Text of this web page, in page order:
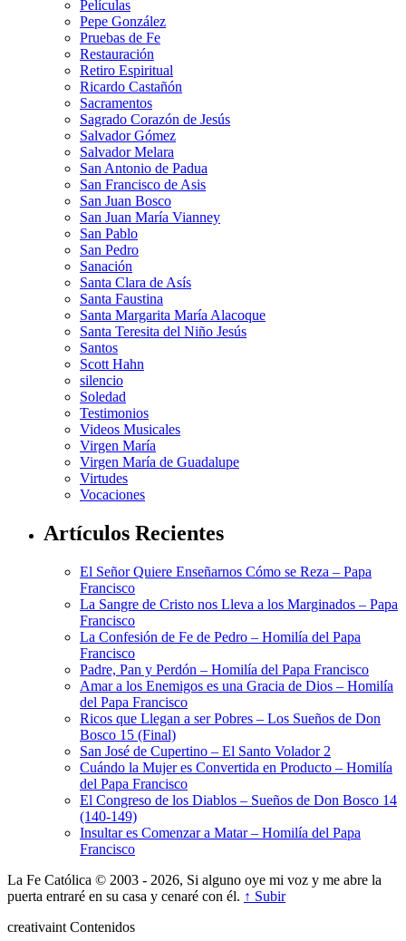
Películas
Pepe González
Pruebas de Fe
Restauración
Retiro Espiritual
Ricardo Castañón
Sacramentos
Sagrado Corazón de Jesús
Salvador Gómez
Salvador Melara
San Antonio de Padua
San Francisco de Asis
San Juan Bosco
San Juan María Vianney
San Pablo
San Pedro
Sanación
Santa Clara de Asís
Santa Faustina
Santa Margarita María Alacoque
Santa Teresita del Niño Jesús
Santos
Scott Hahn
silencio
Soledad
Testimonios
Videos Musicales
Virgen María
Virgen María de Guadalupe
Virtudes
Vocaciones
Artículos Recientes
El Señor Quiere Enseñarnos Cómo se Reza – Papa
Francisco
La Sangre de Cristo nos Lleva a los Marginados – Papa
Francisco
La Confesión de Fe de Pedro – Homilía del Papa
Francisco
Padre, Pan y Perdón – Homilía del Papa Francisco
Amar a los Enemigos es una Gracia de Dios – Homilía
del Papa Francisco
Ricos que Llegan a ser Pobres – Los Sueños de Don
Bosco 15 (Final)
San José de Cupertino – El Santo Volador 2
Cuándo la Mujer es Convertida en Producto – Homilía
del Papa Francisco
El Congreso de los Diablos – Sueños de Don Bosco 14
(140-149)
Insultar es Comenzar a Matar – Homilía del Papa
Francisco
La Fe Católica © 2003 - 2026, Si alguno oye mi voz y me abre la
puerta entraré en su casa y cenaré con él. ↑ Subir
creativaint Contenidos